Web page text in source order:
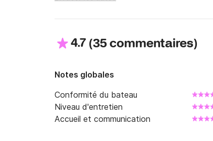
4.7 (35 commentaires)
Notes globales
Conformité du bateau
Niveau d'entretien
Accueil et communication